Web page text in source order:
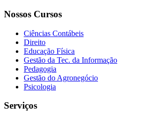
Nossos Cursos
Ciências Contábeis
Direito
Educação Física
Gestão da Tec. da Informação
Pedagogia
Gestão do Agronegócio
Psicologia
Serviços